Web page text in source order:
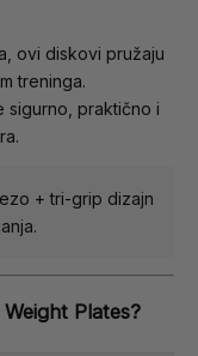
ovi diskovi pružaju
treninga.
sigurno, praktično i
+ tri-grip dizajn
Plates?